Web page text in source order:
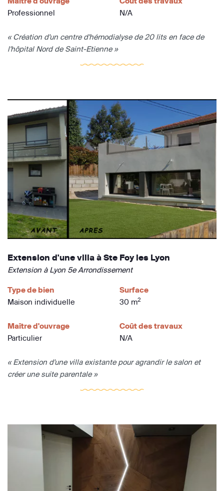
Professionnel
N/A
« Création d'un centre d'hémodialyse de 20 lits en face de
l'hôpital Nord de Saint-Etienne »
Extension d'une villa à Ste Foy les Lyon
Extension à Lyon 5e Arrondissement
Type de bien
Maison individuelle
Surface
30 m2
Maître d'ouvrage
Particulier
Coût des travaux
N/A
« Extension d'une villa existante pour agrandir le salon et
créer une suite parentale »